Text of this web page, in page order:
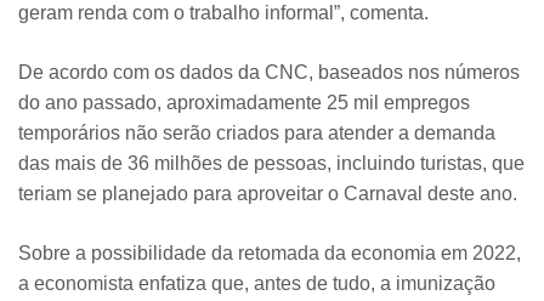
geram renda com o trabalho informal”, comenta.
De acordo com os dados da CNC, baseados nos números
do ano passado, aproximadamente 25 mil empregos
temporários não serão criados para atender a demanda
das mais de 36 milhões de pessoas, incluindo turistas, que
teriam se planejado para aproveitar o Carnaval deste ano.
Sobre a possibilidade da retomada da economia em 2022,
a economista enfatiza que, antes de tudo, a imunização